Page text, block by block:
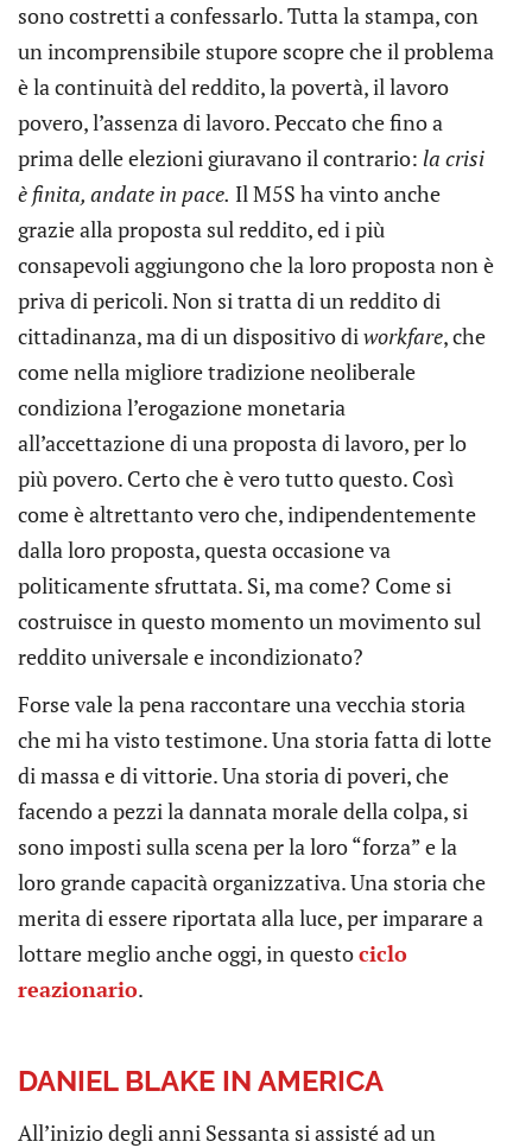
sono costretti a confessarlo. Tutta la stampa, con
un incomprensibile stupore scopre che il problema
è la continuità del reddito, la povertà, il lavoro
povero, l’assenza di lavoro. Peccato che fino a
prima delle elezioni giuravano il contrario: la crisi
è finita, andate in pace. Il M5S ha vinto anche
grazie alla proposta sul reddito, ed i più
consapevoli aggiungono che la loro proposta non è
priva di pericoli. Non si tratta di un reddito di
cittadinanza, ma di un dispositivo diworkfare, che
come nella migliore tradizione neoliberale
condiziona l’erogazione monetaria
all’accettazione di una proposta di lavoro, per lo
più povero. Certo che è vero tutto questo. Così
come è altrettanto vero che, indipendentemente
dalla loro proposta, questa occasione va
politicamente sfruttata. Si, ma come? Come si
costruisce in questo momento un movimento sul
reddito universale e incondizionato?
Forse vale la pena raccontare una vecchia storia
che mi ha visto testimone. Una storia fatta di lotte
di massa e di vittorie. Una storia di poveri, che
facendo a pezzi la dannata morale della colpa, si
sono imposti sulla scena per la loro “forza” e la
loro grande capacità organizzativa. Una storia che
merita di essere riportata alla luce, per imparare a
lottare meglio anche oggi, in questociclo
reazionario.
DANIEL BLAKE IN AMERICA
All’inizio degli anni Sessanta si assisté ad un